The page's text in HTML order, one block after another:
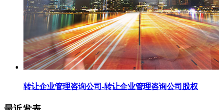
转让企业管理咨询公司-转让企业管理咨询公司股权